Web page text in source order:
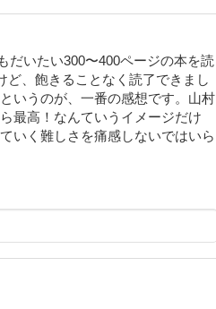
いたい300〜400ページの本を読
、飽きることなく読了できまし
いうのが、一番の感想です。山村
最高！なんていうイメージだけ
いく難しさを痛感しないではいら